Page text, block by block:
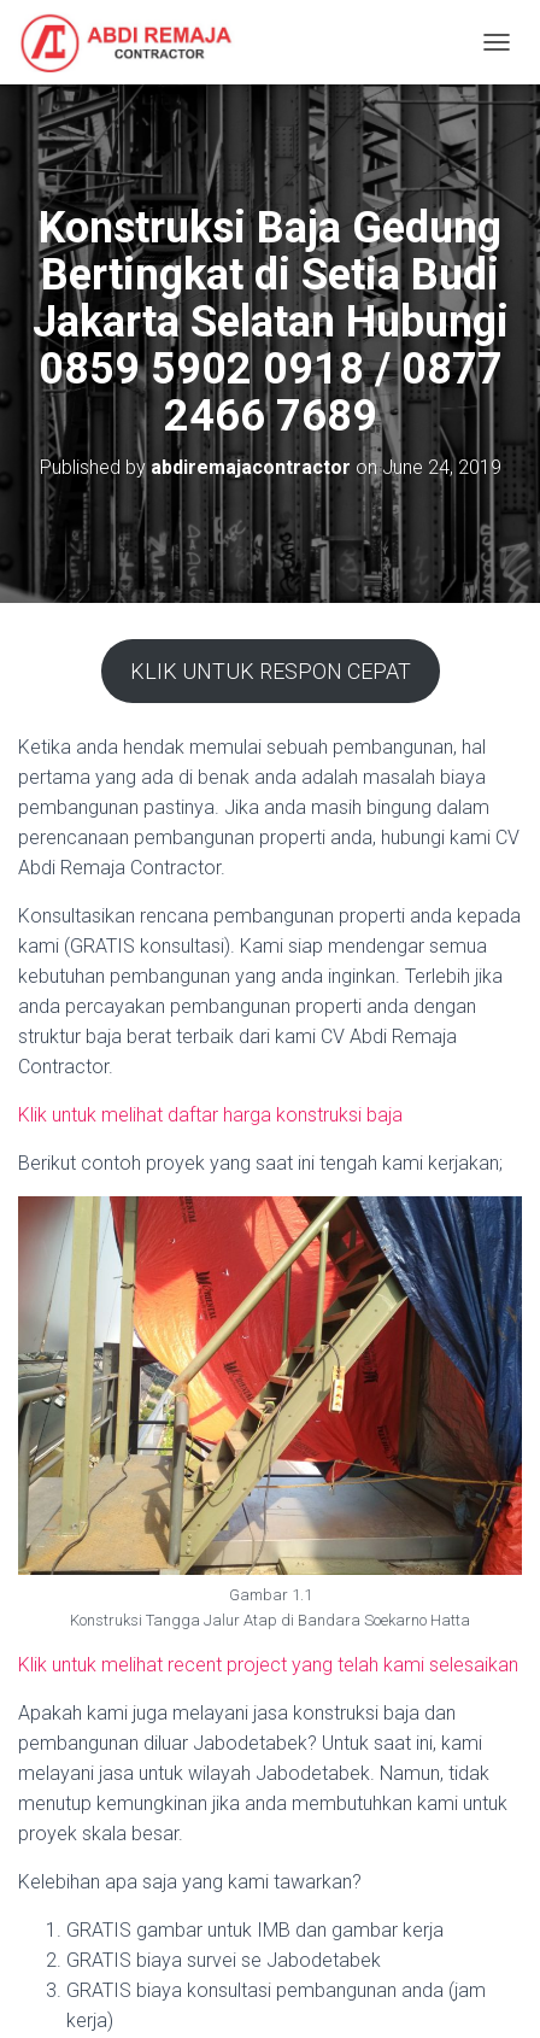
O
G
N
A
V
A
T
I
Konstruksi Baja Gedung
Bertingkat di Setia Budi
Jakarta Selatan Hubungi
0859 5902 0918 / 0877
2466 7689
Published by abdiremajacontractor onJune 24, 2019
KLIK UNTUK RESPON CEPAT
Ketika anda hendak memulai sebuah pembangunan, hal
pertama yang ada di benak anda adalah masalah biaya
pembangunan pastinya. Jika anda masih bingung dalam
perencanaan pembangunan properti anda, hubungi kami CV
Abdi Remaja Contractor.
Konsultasikan rencana pembangunan properti anda kepada
kami (GRATIS konsultasi). Kami siap mendengar semua
kebutuhan pembangunan yang anda inginkan. Terlebih jika
anda percayakan pembangunan properti anda dengan
struktur baja berat terbaik dari kami CV Abdi Remaja
Contractor.
Klik untuk melihat daftar harga konstruksi baja
Berikut contoh proyek yang saat ini tengah kami kerjakan;
Gambar 1.1
Konstruksi Tangga Jalur Atap di Bandara Soekarno Hatta
Klik untuk melihat recent project yang telah kami selesaikan
Apakah kami juga melayani jasa konstruksi baja dan
pembangunan diluar Jabodetabek? Untuk saat ini, kami
melayani jasa untuk wilayah Jabodetabek. Namun, tidak
menutup kemungkinan jika anda membutuhkan kami untuk
proyek skala besar.
Kelebihan apa saja yang kami tawarkan?
GRATIS gambar untuk IMB dan gambar kerja
GRATIS biaya survei se Jabodetabek
GRATIS biaya konsultasi pembangunan anda (jam
kerja)